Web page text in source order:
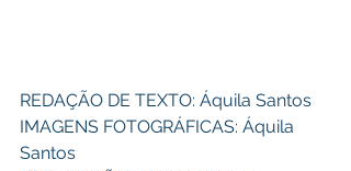
REDAÇÃO DE TEXTO: Áquila Santos
IMAGENS FOTOGRÁFICAS: Áquila
Santos